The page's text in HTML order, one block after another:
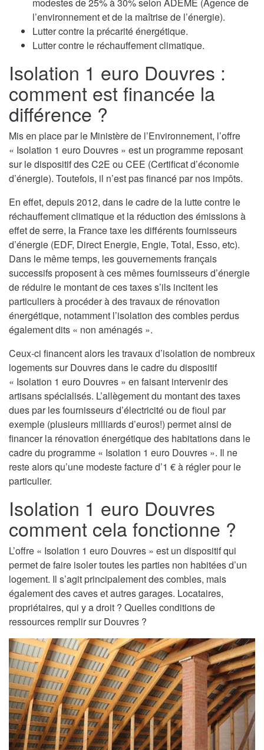
l’environnement et de la maîtrise de l’énergie).
Lutter contre la précarité énergétique.
Lutter contre le réchauffement climatique.
Isolation 1 euro Douvres :
comment est financée la
différence ?
Mis en place par le Ministère de l’Environnement, l’offre
« Isolation 1 euro Douvres » est un programme reposant
sur le dispositif des C2E ou CEE (Certificat d’économie
d’énergie). Toutefois, il n’est pas financé par nos impôts.
En effet, depuis 2012, dans le cadre de la lutte contre le
réchauffement climatique et la réduction des émissions à
effet de serre, la France taxe les différents fournisseurs
d’énergie (EDF, Direct Energie, Engie, Total, Esso, etc).
Dans le même temps, les gouvernements français
successifs proposent à ces mêmes fournisseurs d’énergie
de réduire le montant de ces taxes s’ils incitent les
particuliers à procéder à des travaux de rénovation
énergétique, notamment l’isolation des combles perdus
également dits « non aménagés ».
Ceux-ci financent alors les travaux d’isolation de nombreux
logements sur Douvres dans le cadre du dispositif
« Isolation 1 euro Douvres » en faisant intervenir des
artisans spécialisés. L’allègement du montant des taxes
dues par les fournisseurs d’électricité ou de fioul par
exemple (plusieurs milliards d’euros!) permet ainsi de
financer la rénovation énergétique des habitations dans le
cadre du programme « Isolation 1 euro Douvres ». Il ne
reste alors qu’une modeste facture d’1 € à régler pour le
particulier.
Isolation 1 euro Douvres
comment cela fonctionne ?
L’offre « Isolation 1 euro Douvres » est un dispositif qui
permet de faire isoler toutes les parties non habitées d’un
logement. Il s’agit principalement des combles, mais
également des caves et autres garages. Locataires,
propriétaires, qui y a droit ? Quelles conditions de
ressources remplir sur Douvres ?